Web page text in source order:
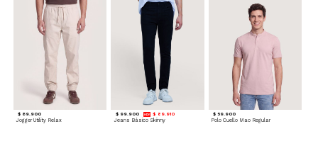
$ 89.900
Jogger Utility Relax
$ 99.900 $ 89.910
Jeans Básico Skinny
$ 59.900
Polo Cuello Mao Regular